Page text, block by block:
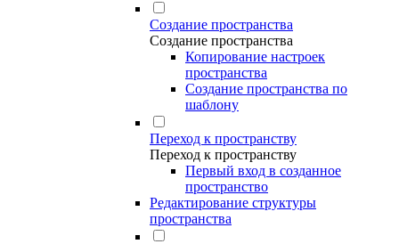
Создание пространства
Создание пространства
Копирование настроек
пространства
Создание пространства по
шаблону
Переход к пространству
Переход к пространству
Первый вход в созданное
пространство
Редактирование структуры
пространства